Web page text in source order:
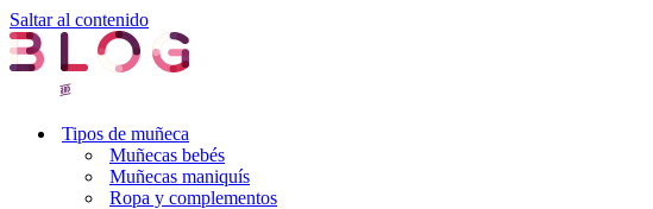
Saltar al contenido
Tipos de muñeca
Muñecas bebés
Muñecas maniquís
Ropa y complementos